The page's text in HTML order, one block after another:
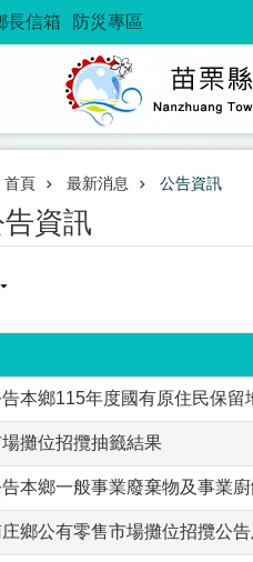
長信箱 防災專區
首頁 最新消息 公告資訊
資訊
本鄉115年度國有原住民保留
攤位招攬抽籤結果
本鄉一般事業廢棄物及事業
鄉公有零售市場攤位招攬公